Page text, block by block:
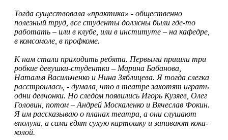
Тогда существовала «практика» - общественно
полезный труд, все студенты должны были где-то
работать – или в клубе, или в институте – на кафедре,
в комсомоле, в профкоме.
К нам стали приходить ребята. Первыми пришли три
робкие девушки-студентки – Марина Бабанова,
Наталья Васильченко и Нина Зяблицева. Я тогда слегка
расстроилась, - думала, что в театре захотят играть
одни девчонки. Но следом появились Игорь Кузяев, Олег
Головин, потом – Андрей Москаленко и Вячеслав Фокин.
Я им рассказываю о планах театра, а они слушают
вполуха, а сами едят сухую картошку и запивают кока-
колой.